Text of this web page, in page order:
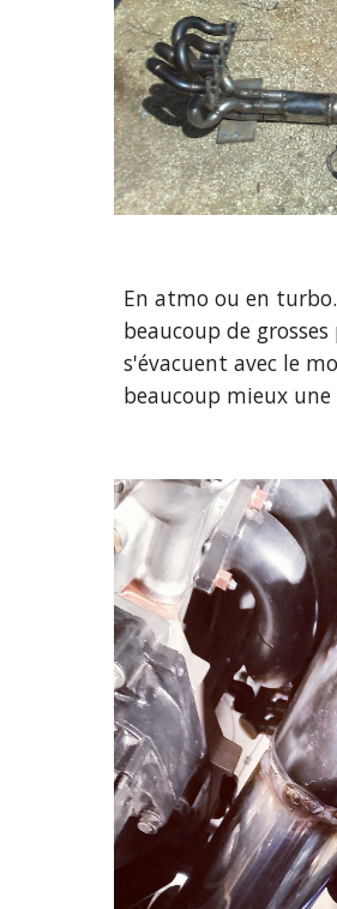
En atmo ou en
beaucoup de
s'évacuent avec le
beaucoup mieux